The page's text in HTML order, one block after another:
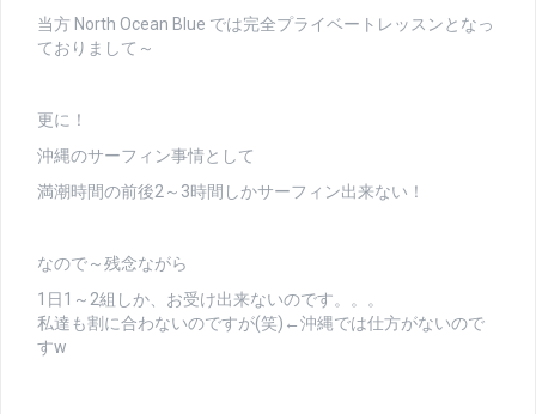
当方 North Ocean Blue では完全プライベートレッスンとなっ
ておりまして～
更に！
沖縄のサーフィン事情として
満潮時間の前後2～3時間しかサーフィン出来ない！
なので～残念ながら
1日1～2組しか、お受け出来ないのです。。。
私達も割に合わないのですが(笑)←沖縄では仕方がないので
すw